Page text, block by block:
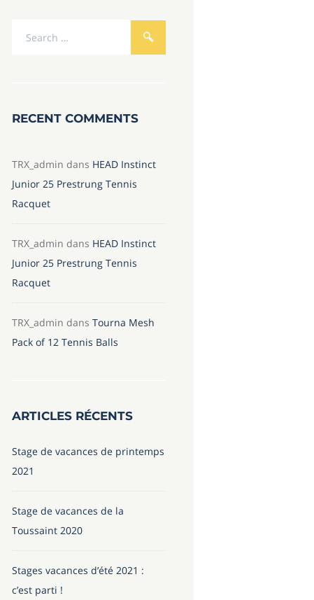
RECENT COMMENTS
TRX_admin dans HEAD Instinct
Junior 25 Prestrung Tennis
Racquet
TRX_admin dans HEAD Instinct
Junior 25 Prestrung Tennis
Racquet
TRX_admin dans Tourna Mesh
Pack of 12 Tennis Balls
ARTICLES RÉCENTS
Stage de vacances de printemps
2021
Stage de vacances de la
Toussaint 2020
Stages vacances d’été 2021 :
c’est parti !